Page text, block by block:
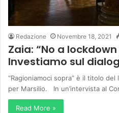
Redazione Novembre 18, 2021
Zaia: “No a
Investiamo sul
“Ragioniamoci sopra” è il titolo
per Marsilio. In un’intervista al
Read More »